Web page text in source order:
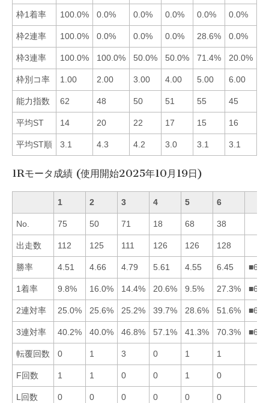
枠1着率 100.0% 0.0% 0.0% 0.0% 0.0% 0.0%
枠2連率 100.0% 0.0% 0.0% 0.0% 28.6% 0.0%
枠3連率 100.0% 100.0% 50.0% 50.0% 71.4% 20.0%
枠別コ率 1.00 2.00 3.00 4.00 5.00 6.00
能力指数 62 48 50 51 55 45
平均ST 14 20 22 17 15 16
平均ST順 3.1 4.3 4.2 3.0 3.1 3.1
1Rモータ成績 (使用開始2025年10月19日)
1 2 3 4 5 6
No. 75 50 71 18 68 38
出走数 112 125 111 126 126 128
勝率 4.51 4.66 4.79 5.61 4.55 6.45
1着率 9.8% 16.0% 14.4% 20.6% 9.5% 27.3%
2連対率 25.0% 25.6% 25.2% 39.7% 28.6% 51.6%
3連対率 40.2% 40.0% 46.8% 57.1% 41.3% 70.3%
転覆回数 0 1 3 0 1 1
F回数 1 1 0 0 1 0
L回数 0 0 0 0 0 0